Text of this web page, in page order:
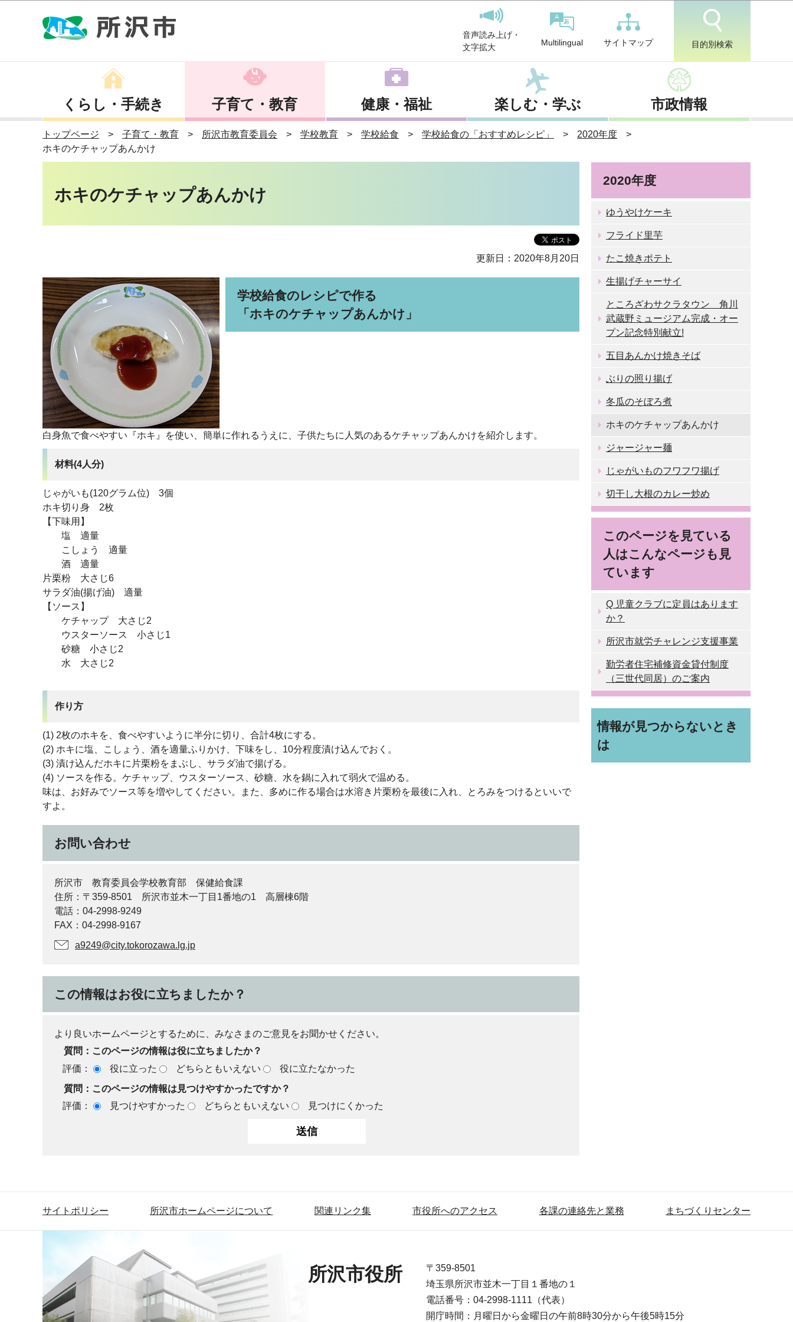
音声読み上げ・
文字拡大
Multilingual サイトマップ 目的別検索
くらし・手続き 子育て・教育 健康・福祉 楽しむ・学ぶ 市政情報
トップページ 子育て・教育 所沢市教育委員会 学校教育 学校給食 学校給食の「おすすめレシピ」
2020年度
ホキのケチャップあんかけ
ホキのケチャップあんかけ
更新日：2020年8月20日
学校給食のレシピで作る
「ホキのケチャップあんかけ」
白身魚で食べやすい『ホキ』を使い、簡単に作れるうえに、子供たちに人気のあるケチャップあんかけを紹介します。
材料(4人分)
じゃがいも(120グラム位) 3個
ホキ切り身 2枚
【下味用】
塩 適量
こしょう 適量
酒 適量
片栗粉 大さじ6
サラダ油(揚げ油) 適量
【ソース】
ケチャップ 大さじ2
ウスターソース 小さじ1
砂糖 小さじ2
水 大さじ2
作り方
(1) 2枚のホキを、食べやすいように半分に切り、合計4枚にする。
(2) ホキに塩、こしょう、酒を適量ふりかけ、下味をし、10分程度漬け込んでおく。
(3) 漬け込んだホキに片栗粉をまぶし、サラダ油で揚げる。
(4) ソースを作る。ケチャップ、ウスターソース、砂糖、水を鍋に入れて弱火で温める。
味は、お好みでソース等を増やしてください。また、多めに作る場合は水溶き片栗粉を最後に入れ、とろみをつけるといいで
すよ。
お問い合わせ
所沢市 教育委員会学校教育部 保健給食課
住所：〒359-8501 所沢市並木一丁目1番地の1 高層棟6階
電話：04-2998-9249
FAX：04-2998-9167
a9249@city.tokorozawa.lg.jp
この情報はお役に立ちましたか？
より良いホームページとするために、みなさまのご意見をお聞かせください。
質問：このページの情報は役に立ちましたか？
評価：
役に立った どちらともいえない
役に立たなかった
質問：このページの情報は見つけやすかったですか？
評価：
見つけやすかった どちらともいえない 見つけにくかった
2020年度
ゆうやけケーキ
フライド里芋
たこ焼きポテト
生揚げチャーサイ
ところざわサクラタウン 角川
武蔵野ミュージアム完成・オー
プン記念特別献立!
五目あんかけ焼きそば
ぶりの照り揚げ
冬瓜のそぼろ煮
ホキのケチャップあんかけ
ジャージャー麺
じゃがいものフワフワ揚げ
切干し大根のカレー炒め
このページを見ている
人はこんなページも見
ています
Q 児童クラブに定員はあります
か？
所沢市就労チャレンジ支援事業
勤労者住宅補修資金貸付制度
（三世代同居）のご案内
情報が見つからないとき
は
サイトポリシー 所沢市ホームページについて 関連リンク集 市役所へのアクセス 各課の連絡先と業務 まちづくりセンター
所沢市役所
〒359-8501
埼玉県所沢市並木一丁目１番地の１
電話番号：04-2998-1111（代表）
開庁時間：月曜日から金曜日の午前8時30分から午後5時15分